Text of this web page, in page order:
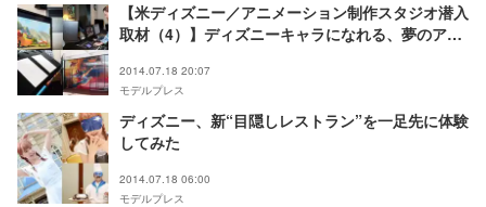
【米ディズニー／アニメーション制作スタジオ潜入
取材（4）】ディズニーキャラになれる、夢のアフ
2014.07.18 20:07
モデルプレス
ディズニー、新“目隠しレストラン”を一足先に体験
してみた
2014.07.18 06:00
モデルプレス